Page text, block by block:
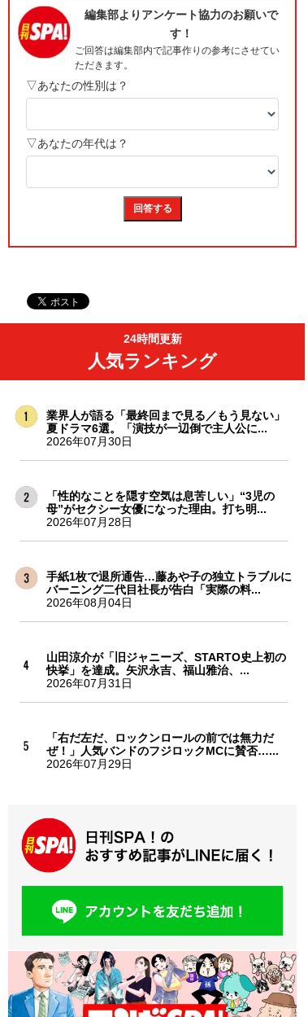
24時間更新
人気ランキング
業界人が語る「最終回まで見る／もう見ない」
夏ドラマ6選。「演技が一辺倒で主人公に...
2026年07月30日
「性的なことを隠す空気は息苦しい」“3児の
母”がセクシー女優になった理由。打ち明...
2026年07月28日
手紙1枚で退所通告…藤あや子の独立トラブルに
バーニング二代目社長が告白「実際の料...
2026年08月04日
山田涼介が「旧ジャニーズ、STARTO史上初の
快挙」を達成。矢沢永吉、福山雅治、...
2026年07月31日
「右だ左だ、ロックンロールの前では無力だ
ぜ！」人気バンドのフジロックMCに賛否…...
2026年07月29日